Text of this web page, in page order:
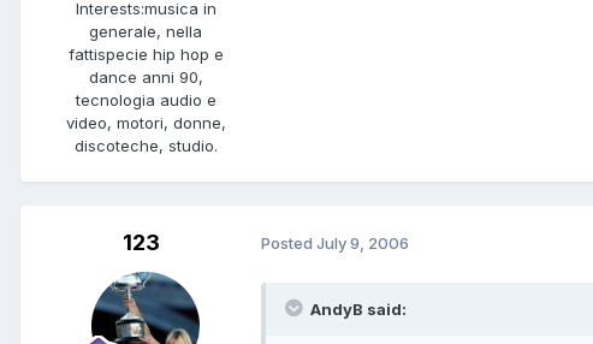
Interests:musica in
generale, nella
fattispecie hip hop e
dance anni 90,
tecnologia audio e
video, motori, donne,
discoteche, studio.
123 Posted July 9, 2006
AndyB said: